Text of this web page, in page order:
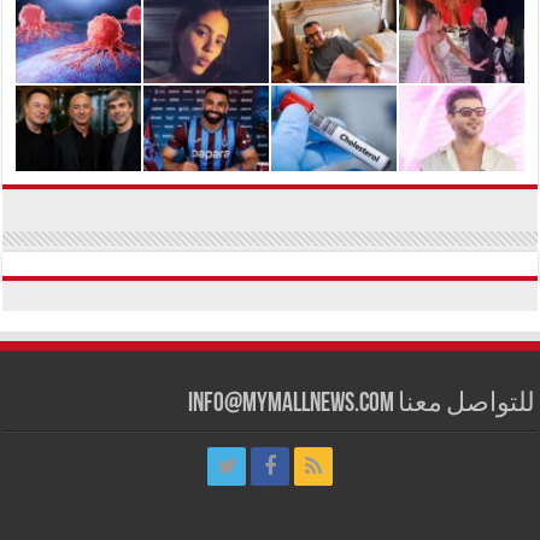
للتواصل معنا info@mymallnews.com